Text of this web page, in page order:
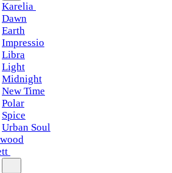
Karelia
Dawn
Earth
Impressio
Libra
Light
Midnight
New Time
Polar
Spice
Urban Soul